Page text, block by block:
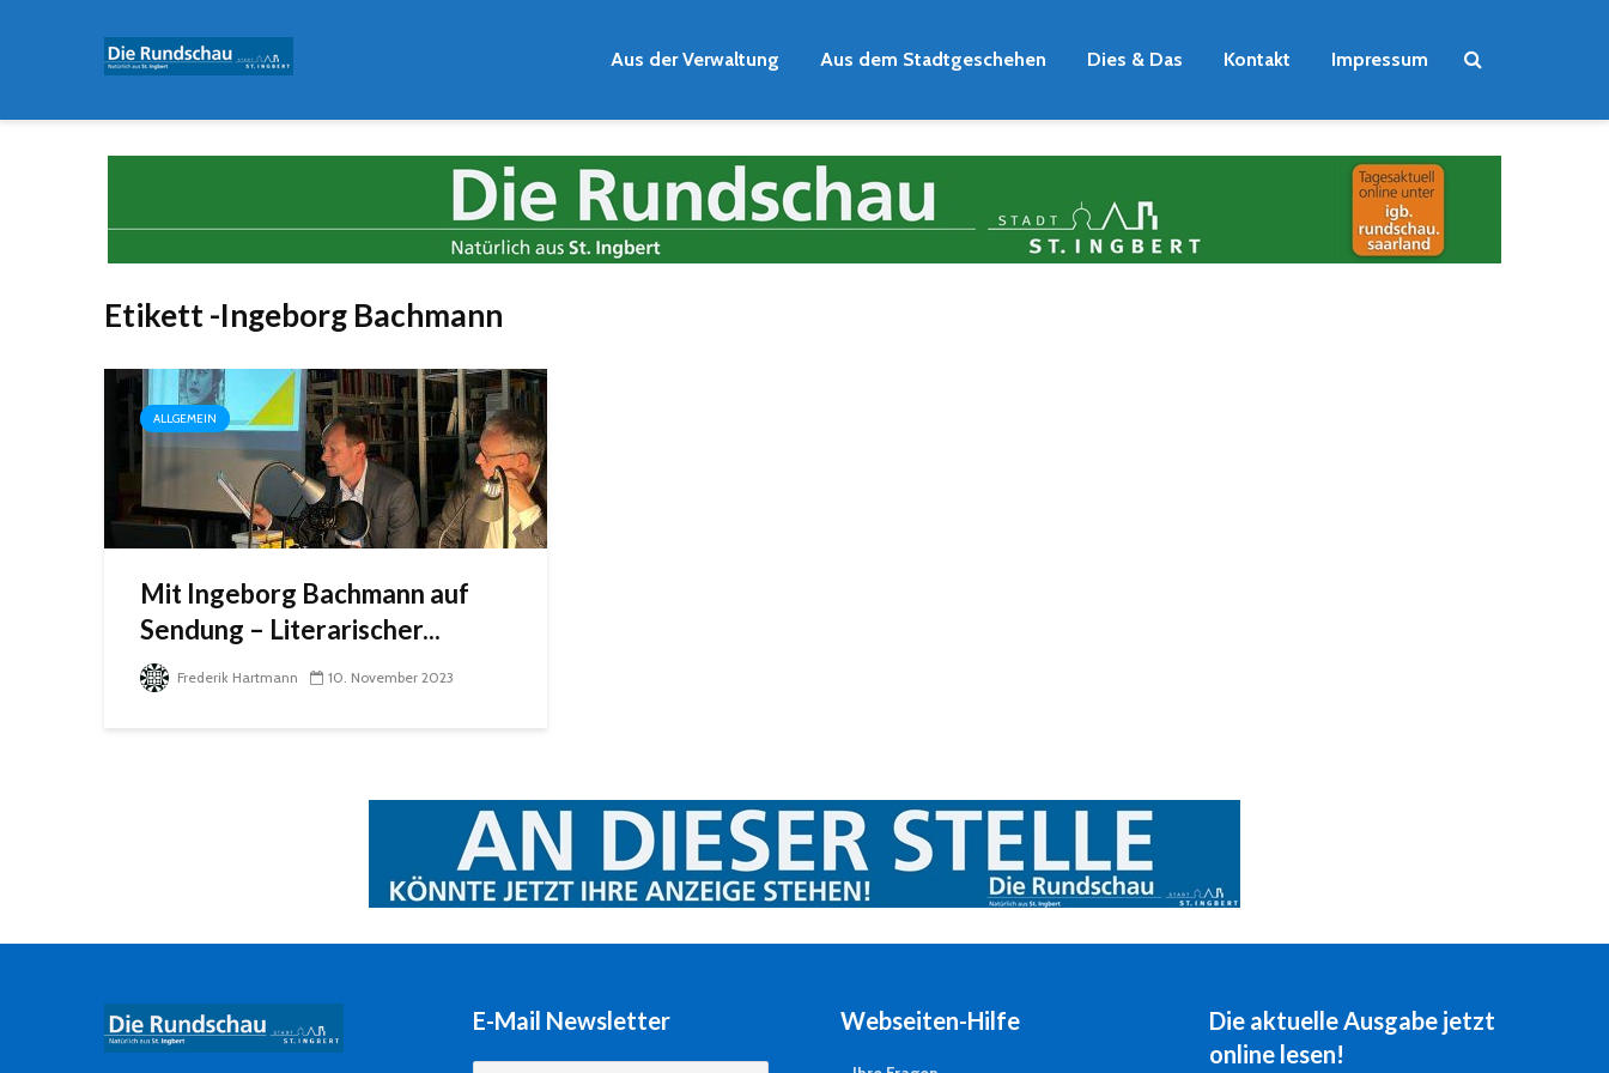
Aus der Verwaltung Aus dem Stadtgeschehen Dies & Das Kontakt Impressum
Etikett -Ingeborg Bachmann
ALLGEMEIN
Mit Ingeborg Bachmann auf
Sendung – Literarischer...
Frederik Hartmann 10. November 2023
E-Mail Newsletter Webseiten-Hilfe
Die aktuelle Ausgabe jetzt
online lesen!